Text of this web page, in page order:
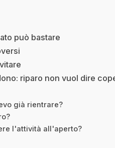
può bastare
riparo non vuol dire
già rientrare?
l'attività all'aperto?